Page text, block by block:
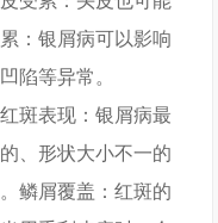
：银屑病可以影响
陷等异常。
斑表现：银屑病最
、形状大小不一的
鳞屑覆盖：红斑的